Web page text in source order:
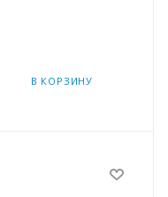
В КОРЗИНУ